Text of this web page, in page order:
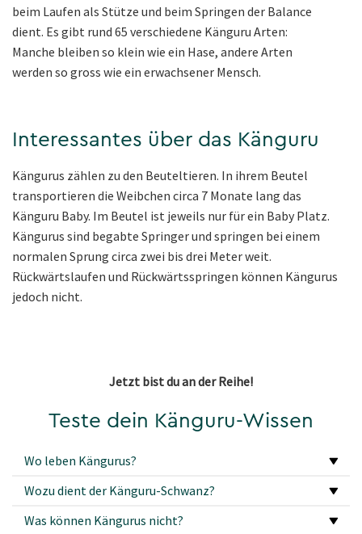
beim Laufen als Stütze und beim Springen der Balance
dient. Es gibt rund 65 verschiedene Känguru Arten:
Manche bleiben so klein wie ein Hase, andere Arten
werden so gross wie ein erwachsener Mensch.
Interessantes über das Känguru
Kängurus zählen zu den Beuteltieren. In ihrem Beutel
transportieren die Weibchen circa 7 Monate lang das
Känguru Baby. Im Beutel ist jeweils nur für ein Baby Platz.
Kängurus sind begabte Springer und springen bei einem
normalen Sprung circa zwei bis drei Meter weit.
Rückwärtslaufen und Rückwärtsspringen können Kängurus
jedoch nicht.
Jetzt bist du an der Reihe!
Teste dein Känguru-Wissen
Wo leben Kängurus?
Wozu dient der Känguru-Schwanz?
Was können Kängurus nicht?